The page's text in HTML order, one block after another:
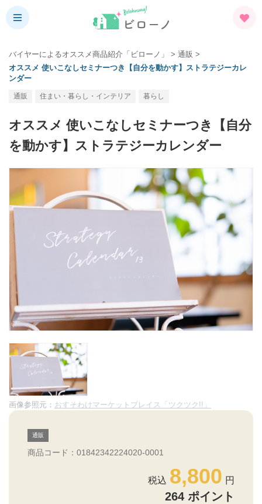
バイヤーによるオススメ商品紹介「ビローノ」 > 通販 >
オススメ 使いこなしセミナーつき【自分を動かす】ストラテジーカレ
ンダー
通販 住まい・暮らし・インテリア 暮らし
オススメ 使いこなしセミナーつき【自分
を動かす】ストラテジーカレンダー
画像参照元： おすそわけマーケットプレイス「ツクツク!!」
通販
商品コード：01842342224020-0001
8,800
264 ポイント